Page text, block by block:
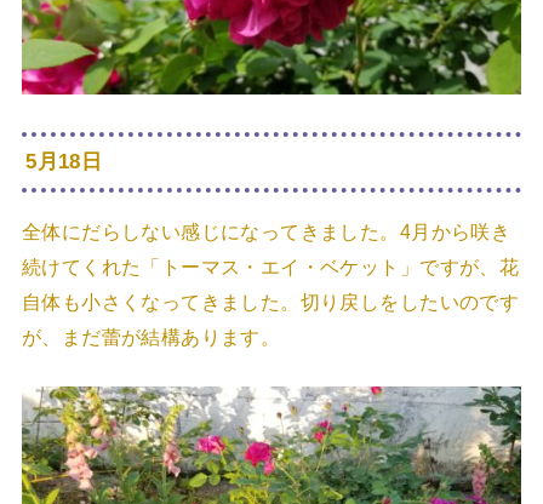
5月18日
全体にだらしない感じになってきました。4月から咲き
続けてくれた「トーマス・エイ・ベケット」ですが、花
自体も小さくなってきました。切り戻しをしたいのです
が、まだ蕾が結構あります。